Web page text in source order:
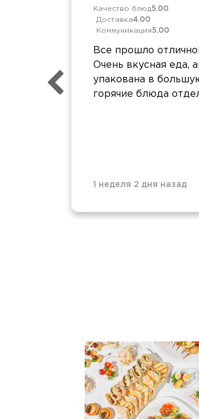
Качество блюд5.00
Доставка4.00
Коммуникация5.00
Все прошло отлично!
Очень вкусная еда,
упакована в
горячие блюда
1 неделя 2 дня назад